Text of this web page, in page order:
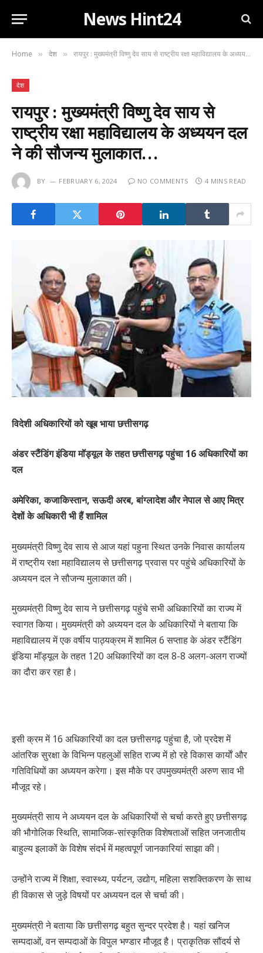
News Hint24
Home » देश » रायपुर : मुख्यमंत्री विष्णु देव साय से राष्ट्रीय रक्षा महाविद्यालय के अध्ययन दल ने की सौजन्य मुलाकात…
देश
रायपुर : मुख्यमंत्री विष्णु देव साय से
राष्ट्रीय रक्षा महाविद्यालय के अध्ययन दल
ने की सौजन्य मुलाकात…
BY FEBRUARY 6, 2024 NO COMMENTS 4 MINS READ
विदेशी अधिकारियों को खूब भाया छत्तीसगढ़
अंडर स्टैंडिंग इंडिया मॉड्यूल के तहत छत्तीसगढ़ पहुंचा 16 अधिकारियों का
दल
अमेरिका, कजाकिस्तान, सऊदी अरब, बांग्लादेश और नेपाल से आए मित्र
देशों के अधिकारी भी हैं शामिल
मुख्यमंत्री विष्णु देव साय से आज यहां पहुना स्थित उनके निवास कार्यालय
में राष्ट्रीय रक्षा महाविद्यालय से छत्तीसगढ़ प्रवास पर पहुंचे अधिकारियों के
अध्ययन दल ने सौजन्य मुलाकात की।
मुख्यमंत्री विष्णु देव साय ने छत्तीसगढ़ पहुंचे सभी अधिकारियों का राज्य में
स्वागत किया। मुख्यमंत्री को अध्ययन दल के अधिकारियों ने बताया कि
महाविद्यालय में एक वर्षीय पाठ्यक्रम में शामिल 6 सप्ताह के अंडर स्टैंडिंग
इंडिया मॉड्यूल के तहत 120 अधिकारियों का दल 8-8 अलग-अलग राज्यों
का दौरा कर रहा है।
इसी क्रम में 16 अधिकारियों का दल छत्तीसगढ़ पहुंचा है, जो प्रदेश में
आंतरिक सुरक्षा के विभिन्न पहलुओं सहित राज्य में हो रहे विकास कार्याें और
गतिविधियों का अध्ययन करेगा। इस मौके पर उपमुख्यमंत्री अरुण साव भी
मौजूद रहे।
मुख्यमंत्री साय ने अध्ययन दल के अधिकारियों से चर्चा करते हुए छत्तीसगढ़
की भौगोलिक स्थिति, सामाजिक-सांस्कृतिक विशेषताओं सहित जनजातीय
बाहुल्य इलाकों के विशेष संदर्भ में महत्वपूर्ण जानकारियां साझा की।
उन्होंने राज्य में शिक्षा, स्वास्थ्य, पर्यटन, उद्योग, महिला सशक्तिकरण के साथ
ही विकास से जुड़े विषयों पर अध्ययन दल से चर्चा की।
मुख्यमंत्री ने बताया कि छत्तीसगढ़ बहुत सुन्दर प्रदेश है। यहां खनिज
सम्पदाओं, वन सम्पदाओं के विपुल भण्डार मौजूद है। प्राकृतिक सौंदर्य से